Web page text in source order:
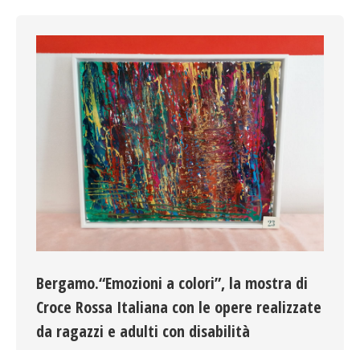
Bergamo.“Emozioni a colori”, la mostra di
Croce Rossa Italiana con le opere realizzate
da ragazzi e adulti con disabilità